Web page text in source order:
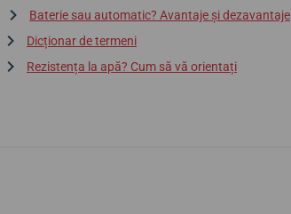
Baterie sau automatic? Avantaje și dezavantaje
Dicționar de termeni
Rezistența la apă? Cum să vă orientați